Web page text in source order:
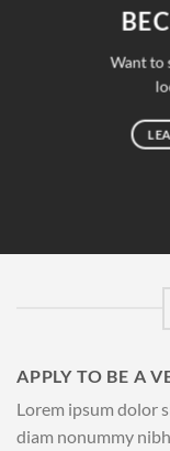
Want to
APPLY TO BE A
Lorem ipsum dolor
diam nonummy